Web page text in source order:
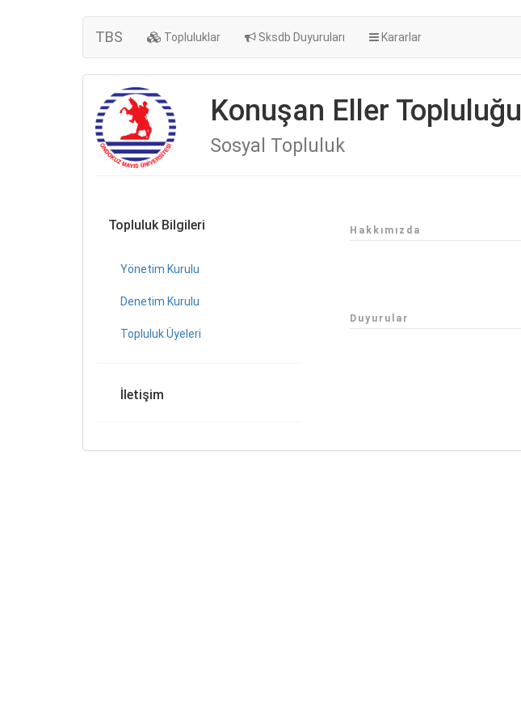
TBS Topluluklar Sksdb Duyuruları Kararlar
Konuşan Eller Topluluğu
Sosyal Topluluk
Topluluk Bilgileri
Yönetim Kurulu
Denetim Kurulu
Topluluk Üyeleri
İletişim
Hakkımızda
Duyurular